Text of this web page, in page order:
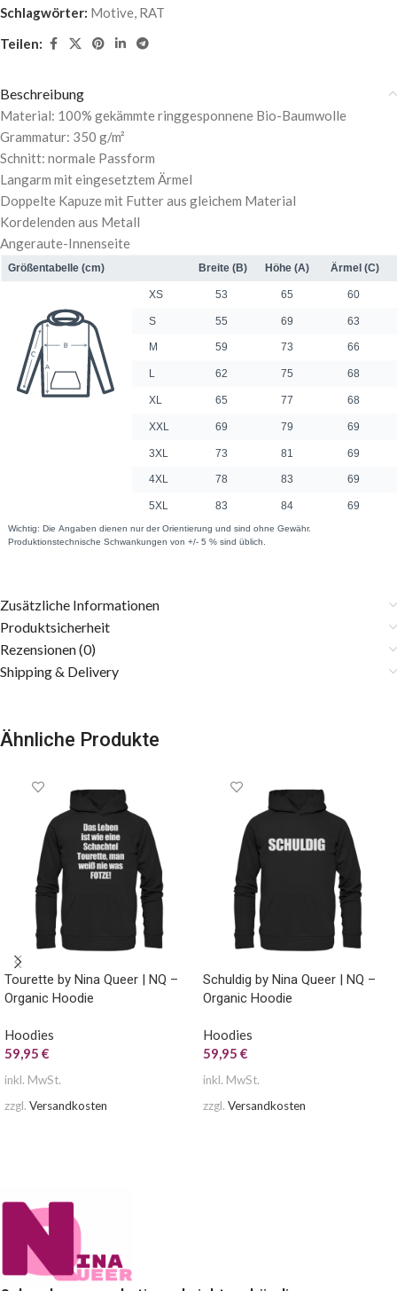
Schlagwörter: Motive, RAT
Teilen:
Beschreibung
Material: 100% gekämmte ringgesponnene Bio-Baumwolle
Grammatur: 350 g/m²
Schnitt: normale Passform
Langarm mit eingesetztem Ärmel
Doppelte Kapuze mit Futter aus gleichem Material
Kordelenden aus Metall
Angeraute-Innenseite
Zusätzliche Informationen
Produktsicherheit
Rezensionen (0)
Shipping & Delivery
Ähnliche Produkte
Tourette by Nina Queer | NQ –
Organic Hoodie
Hoodies
59,95 €
inkl. MwSt.
zzgl. Versandkosten
Schuldig by Nina Queer | NQ –
Organic Hoodie
Hoodies
59,95 €
inkl. MwSt.
zzgl. Versandkosten